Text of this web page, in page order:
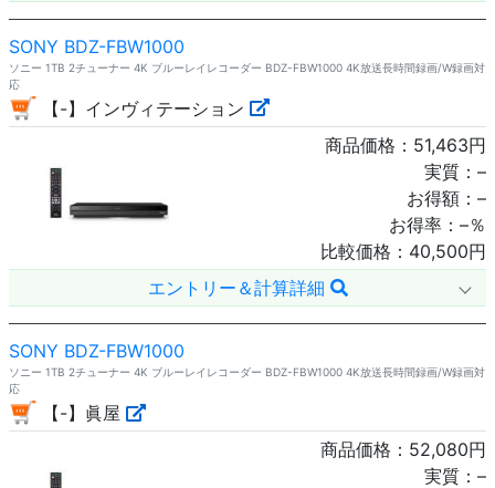
SONY BDZ-FBW1000
ソニー 1TB 2チューナー 4K ブルーレイレコーダー BDZ-FBW1000 4K放送長時間録画/W録画対
応
【-】インヴィテーション
商品価格： 51,463円
実質： –
お得額： –
お得率： –％
比較価格： 40,500円
エントリー＆計算詳細
SONY BDZ-FBW1000
ソニー 1TB 2チューナー 4K ブルーレイレコーダー BDZ-FBW1000 4K放送長時間録画/W録画対
応
【-】眞屋
商品価格： 52,080円
実質： –